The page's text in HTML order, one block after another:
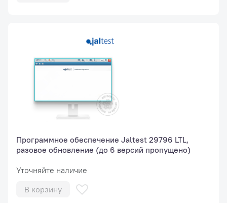
Программное обеспечение Jaltest 29796 LTL,
разовое обновление (до 6 версий пропущено)
Уточняйте наличие
В корзину